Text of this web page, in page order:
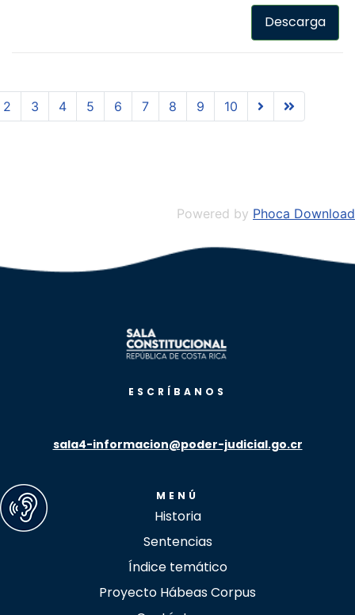
Descarga
2 3 4 5 6 7 8 9 10
Powered by Phoca Download
ESCRÍBANOS
sala4-informacion@poder-judicial.go.cr
MENÚ
Historia
Sentencias
Índice temático
Proyecto Hábeas Corpus